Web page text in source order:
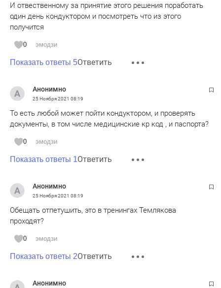
И отвественному за принятие этого решения поработать
один день кондуктором и посмотреть что из этого
получится
0 эмодзи
Показать ответы 5Ответить
Анонимно
25 Ноября 2021 08:19
То есть любой может пойти кондуктором, и проверять
документы, в том числе медицинские кр код , и паспорта?
0 эмодзи
Показать ответы 1Ответить
Анонимно
25 Ноября 2021 08:19
Обещать отпетушить, это в тренингах Темлякова
проходят?
0 эмодзи
Показать ответы 2Ответить
Анонимно